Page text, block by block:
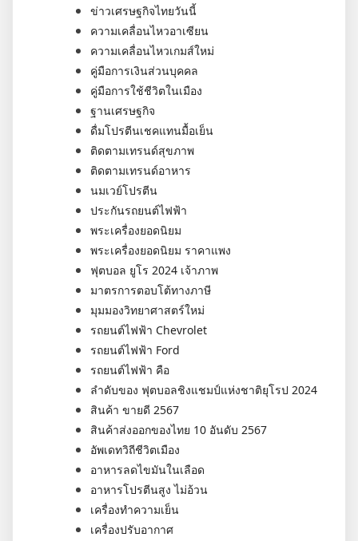
ข่าวเศรษฐกิจไทยวันนี้
ความเคลื่อนไหวอาเซียน
ความเคลื่อนไหวเกมส์ใหม่
คู่มือการเงินส่วนบุคคล
คู่มือการใช้ชีวิตในเมือง
ฐานเศรษฐกิจ
ดื่มโปรตีนเชคแทนมื้อเย็น
ติดตามเทรนด์สุขภาพ
ติดตามเทรนด์อาหาร
นมเวย์โปรตีน
ประกันรถยนต์ไฟฟ้า
พระเครื่องยอดนิยม
พระเครื่องยอดนิยม ราคาแพง
ฟุตบอล ยูโร 2024 เจ้าภาพ
มาตรการตอบโต้ทางภาษี
มุมมองวิทยาศาสตร์ใหม่
รถยนต์ไฟฟ้า Chevrolet
รถยนต์ไฟฟ้า Ford
รถยนต์ไฟฟ้า คือ
ลำดับของ ฟุตบอลชิงแชมป์แห่งชาติยุโรป 2024
สินค้า ขายดี 2567
สินค้าส่งออกของไทย 10 อันดับ 2567
อัพเดทวิถีชีวิตเมือง
อาหารลดไขมันในเลือด
อาหารโปรตีนสูง ไม่อ้วน
เครื่องทำความเย็น
เครื่องปรับอากาศ